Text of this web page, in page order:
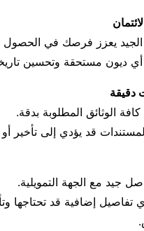
الجيد يعزز فرصك في
ديون مستحقة وتحسين
دقيقة
الوثائق المطلوبة بدقة.
قد يؤدي إلى تأخير
جيد مع الجهة التمويلية.
إضافية قد تحتاجها